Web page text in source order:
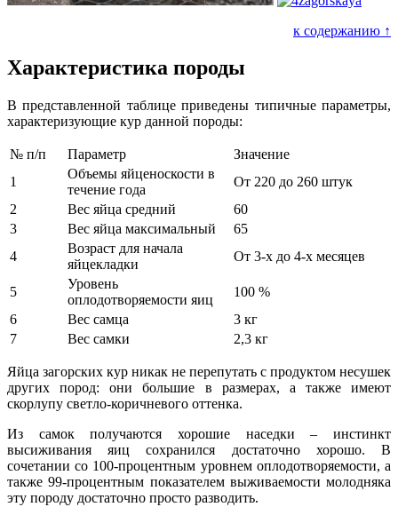
к содержанию ↑
Характеристика породы
В представленной таблице приведены типичные параметры,
характеризующие кур данной породы:
№ п/п Параметр
Значение
1
Объемы яйценоскости в
течение года
От 220 до 260 штук
2
Вес яйца средний
60
3
Вес яйца максимальный
65
4
Возраст для начала
яйцекладки
От 3-х до 4-х месяцев
5
Уровень
оплодотворяемости яиц
100 %
6
Вес самца
3 кг
7
Вес самки 2,3 кг
Яйца загорских кур никак не перепутать с продуктом несушек
других пород: они большие в размерах, а также имеют
скорлупу светло-коричневого оттенка.
Из самок получаются хорошие наседки – инстинкт
высиживания яиц сохранился достаточно хорошо. В
сочетании со 100-процентным уровнем оплодотворяемости, а
также 99-процентным показателем выживаемости молодняка
эту породу достаточно просто разводить.